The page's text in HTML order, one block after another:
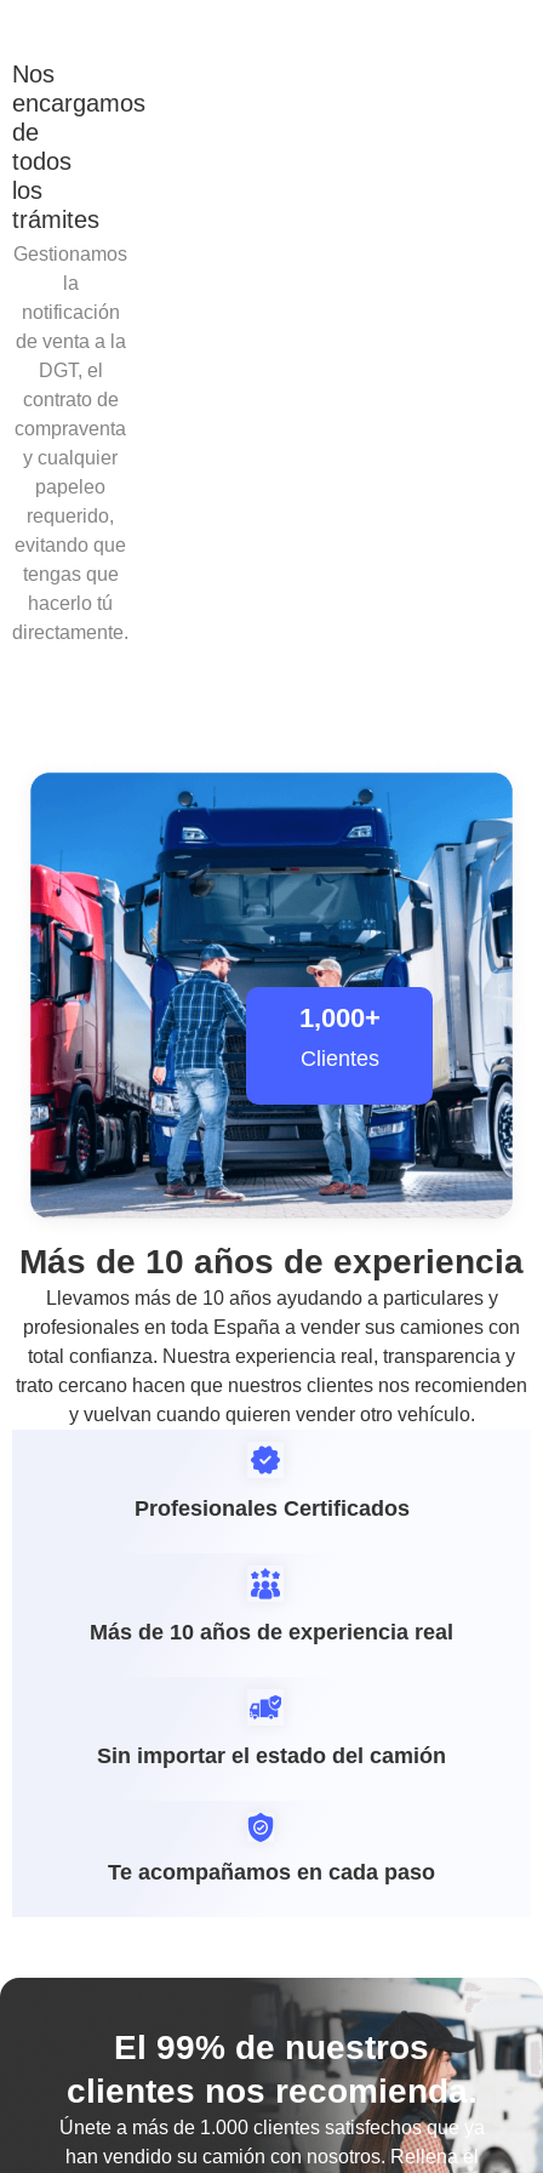
Nos
encargamos
de
todos
los
trámites
Gestionamos
la
notificación
de venta a la
DGT, el
contrato de
compraventa
y cualquier
papeleo
requerido,
evitando que
tengas que
hacerlo tú
directamente.
Clientes
1,000+
Más de 10 años de experiencia
Llevamos más de 10 años ayudando a particulares y
profesionales en toda España a vender sus camiones con
total confianza. Nuestra experiencia real, transparencia y
trato cercano hacen que nuestros clientes nos recomienden
y vuelvan cuando quieren vender otro vehículo.
Profesionales Certificados
Más de 10 años de experiencia real
Sin importar el estado del camión
Te acompañamos en cada paso
El 99% de nuestros
clientes nos recomienda.
Únete a más de 1.000 clientes satisfechosque ya
han vendido su camión con nosotros. Rellena el